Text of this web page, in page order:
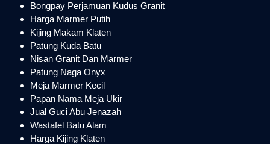
Bongpay Perjamuan Kudus Granit
Harga Marmer Putih
Kijing Makam Klaten
Patung Kuda Batu
Nisan Granit Dan Marmer
Patung Naga Onyx
Meja Marmer Kecil
Papan Nama Meja Ukir
Jual Guci Abu Jenazah
Wastafel Batu Alam
Harga Kijing Klaten